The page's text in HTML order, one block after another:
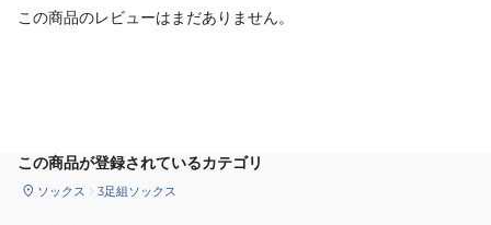
この商品のレビューはまだありません。
この商品が登録されているカテゴリ
ソックス 3足組ソックス